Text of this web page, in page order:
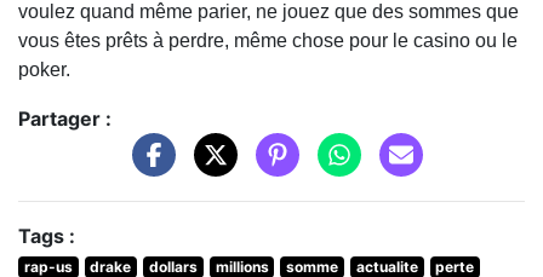
voulez quand même parier, ne jouez que des sommes que
vous êtes prêts à perdre, même chose pour le casino ou le
poker.
Partager :
Tags :
rap-us drake dollars millions somme actualite
perte